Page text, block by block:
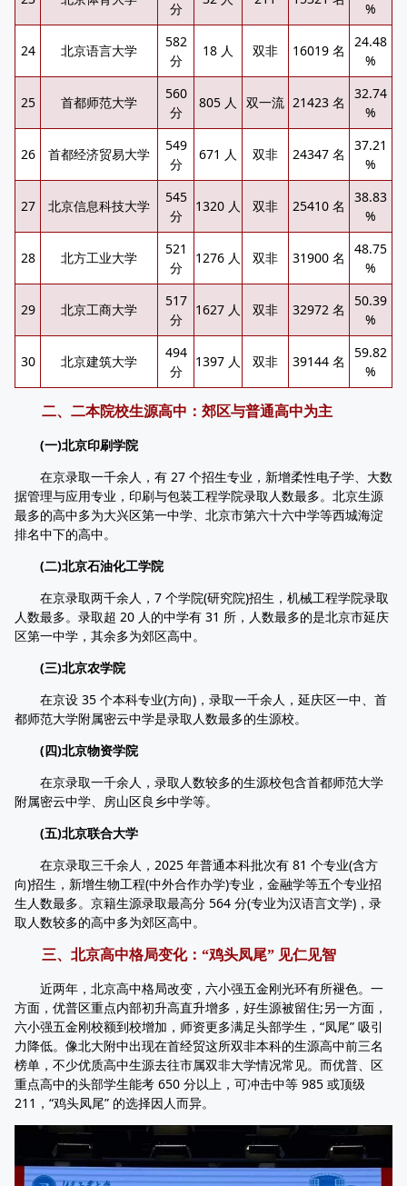
分 %
24 北京语言大学
582
分
18 人 双非 16019 名
24.48
%
25 首都师范大学
560
分
805 人 双一流 21423 名
32.74
%
26 首都经济贸易大学
549
分
671 人 双非 24347 名
37.21
%
27 北京信息科技大学
545
分
1320 人 双非 25410 名
38.83
%
28 北方工业大学
521
分
1276 人 双非 31900 名
48.75
%
29 北京工商大学
517
分
1627 人 双非 32972 名
50.39
%
30 北京建筑大学
494
分
1397 人 双非 39144 名
59.82
%
二、二本院校生源高中：郊区与普通高中为主
(一)北京印刷学院
在京录取一千余人，有 27 个招生专业，新增柔性电子学、大数
据管理与应用专业，印刷与包装工程学院录取人数最多。北京生源
最多的高中多为大兴区第一中学、北京市第六十六中学等西城海淀
排名中下的高中。
(二)北京石油化工学院
在京录取两千余人，7 个学院(研究院)招生，机械工程学院录取
人数最多。录取超 20 人的中学有 31 所，人数最多的是北京市延庆
区第一中学，其余多为郊区高中。
(三)北京农学院
在京设 35 个本科专业(方向)，录取一千余人，延庆区一中、首
都师范大学附属密云中学是录取人数最多的生源校。
(四)北京物资学院
在京录取一千余人，录取人数较多的生源校包含首都师范大学
附属密云中学、房山区良乡中学等。
(五)北京联合大学
在京录取三千余人，2025 年普通本科批次有 81 个专业(含方
向)招生，新增生物工程(中外合作办学)专业，金融学等五个专业招
生人数最多。京籍生源录取最高分 564 分(专业为汉语言文学)，录
取人数较多的高中多为郊区高中。
三、北京高中格局变化：“鸡头凤尾” 见仁见智
近两年，北京高中格局改变，六小强五金刚光环有所褪色。一
方面，优普区重点内部初升高直升增多，好生源被留住;另一方面，
六小强五金刚校额到校增加，师资更多满足头部学生，“凤尾” 吸引
力降低。像北大附中出现在首经贸这所双非本科的生源高中前三名
榜单，不少优质高中生源去往市属双非大学情况常见。而优普、区
重点高中的头部学生能考 650 分以上，可冲击中等 985 或顶级
211，“鸡头凤尾” 的选择因人而异。